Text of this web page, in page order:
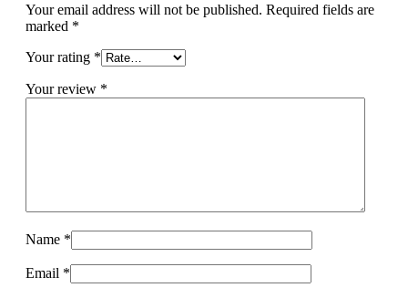
Your email address will not be published. Required fields are
marked *
Your rating *
Your review *
Name *
Email *